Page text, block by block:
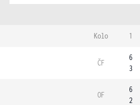
Kolo 1
ČF
6
3
OF
6
2